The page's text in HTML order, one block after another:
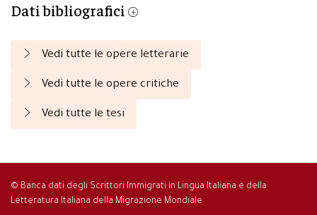
Dati bibliografici
Vedi tutte le opere letterarie
Vedi tutte le opere critiche
Vedi tutte le tesi
© Banca dati degli Scrittori Immigrati in Lingua Italiana e della
Letteratura Italiana della Migrazione Mondiale